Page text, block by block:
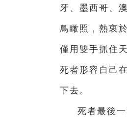
牙、墨西哥、
鳥瞰照，熱衷
僅用雙手抓住
死者形容自己
下去。
死者最後